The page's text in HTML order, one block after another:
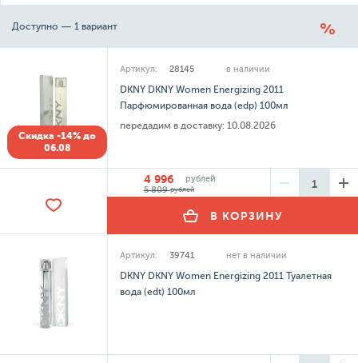
Доступно — 1 вариант
Скидка -14% до
06.08
Артикул: 28145 в наличии
DKNY DKNY Women Energizing 2011
Парфюмированная вода (edp) 100мл
передадим в доставку: 10.08.2026
4 996
рублей
5 809рублей
В КОРЗИНУ
Артикул: 39741 нет в наличии
DKNY DKNY Women Energizing 2011 Туалетная
вода (edt) 100мл